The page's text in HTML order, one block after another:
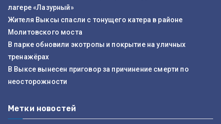
лагере «Лазурный»
Жителя Выксы спасли с тонущего катера в районе
Молитовского моста
В парке обновили экотропы и покрытие на уличных
тренажёрах
В Выксе вынесен приговор за причинение смерти по
неосторожности
Метки новостей